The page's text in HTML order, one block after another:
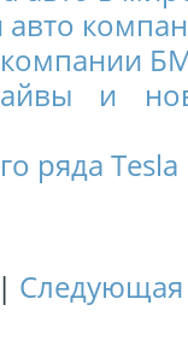
авто
компании
и
ряда
| Следующая